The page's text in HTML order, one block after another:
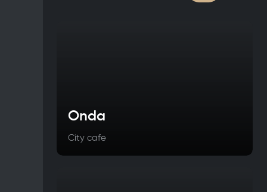
Onda
City cafe